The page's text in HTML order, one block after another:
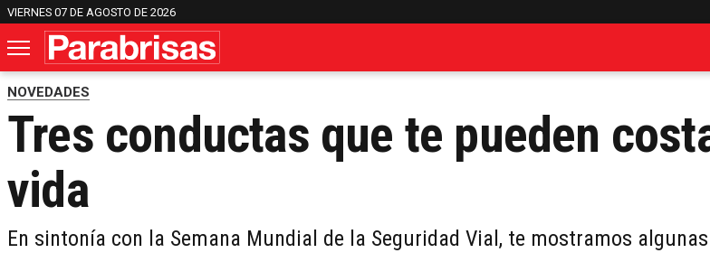
VIERNES 07 DE AGOSTO DE 2026
NOVEDADES
Tres conductas que te pueden
vida
En sintonía con la Semana Mundial de la Seguridad Vial, te mostramos